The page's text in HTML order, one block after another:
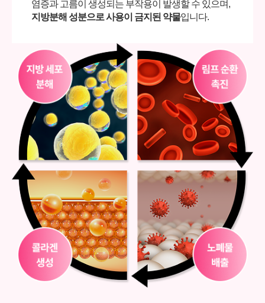
염증과 고름이 생성되는 부작용이 발생할 수 있으며,
지방분해 성분으로 사용이 금지된 약물입니다.